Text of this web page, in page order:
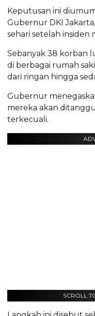
Keputusan ini
Gubernur DKI
sehari setelah insiden
Sebanyak 38 korban
di berbagai rumah
dari ringan hingga
Gubernur
mereka akan
terkecuali.
SCROLL